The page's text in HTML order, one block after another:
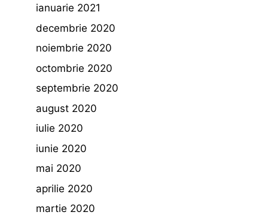
ianuarie 2021
decembrie 2020
noiembrie 2020
octombrie 2020
septembrie 2020
august 2020
iulie 2020
iunie 2020
mai 2020
aprilie 2020
martie 2020